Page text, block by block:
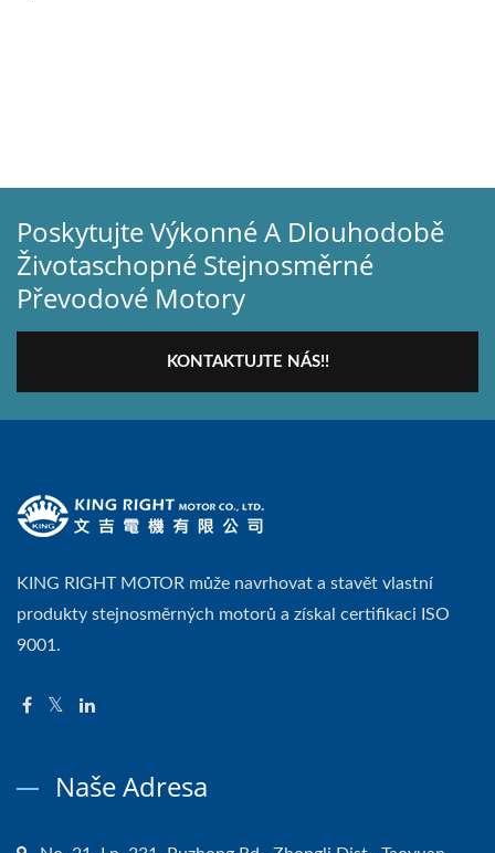
Poskytujte Výkonné A Dlouhodobě
Životaschopné Stejnosměrné
Převodové Motory
KONTAKTUJTE NÁS!!
KING RIGHT MOTOR může navrhovat a stavět vlastní
produkty stejnosměrných motorů a získal certifikaci ISO
9001.
Naše Adresa